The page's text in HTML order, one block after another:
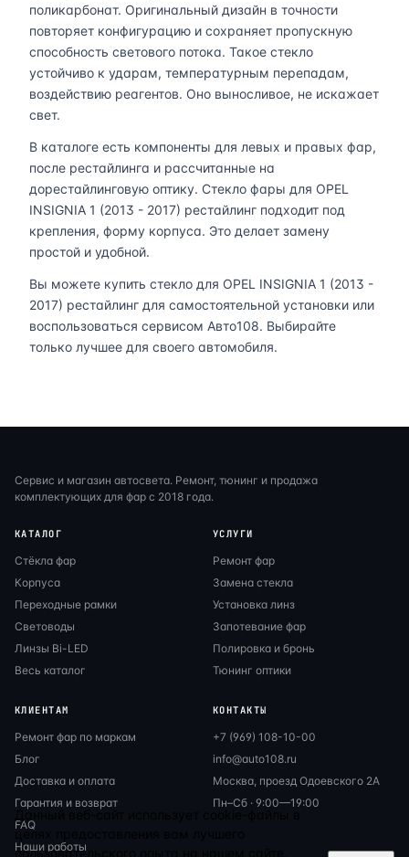
поликарбонат. Оригинальный дизайн в точности
повторяет конфигурацию и сохраняет пропускную
способность светового потока. Такое стекло
устойчиво к ударам, температурным перепадам,
воздействию реагентов. Оно выносливое, не искажает
свет.
В каталоге есть компоненты для левых и правых фар,
после рестайлинга и рассчитанные на
дорестайлинговую оптику. Стекло фары для OPEL
INSIGNIA 1 (2013 - 2017) рестайлинг подходит под
крепления, форму корпуса. Это делает замену
простой и удобной.
Вы можете купить стекло для OPEL INSIGNIA 1 (2013 -
2017) рестайлинг для самостоятельной установки или
воспользоваться сервисом Авто108. Выбирайте
только лучшее для своего автомобиля.
Сервис и магазин автосвета. Ремонт, тюнинг и продажа
комплектующих для фар с 2018 года.
КАТАЛОГ
Стёкла фар
Корпуса
Переходные рамки
Световоды
Линзы Bi-LED
Весь каталог
УСЛУГИ
Ремонт фар
Замена стекла
Установка линз
Запотевание фар
Полировка и бронь
Тюнинг оптики
КЛИЕНТАМ
Ремонт фар по маркам
Блог
Доставка и оплата
Гарантия и возврат
FAQ
Наши работы
КОНТАКТЫ
+7 (969) 108-10-00
info@auto108.ru
Москва, проезд Одоевского 2А
Пн–Сб · 9:00—19:00
Данный веб-сайт использует cookie-файлы в
целях предоставления вам лучшего
пользовательского опыта на нашем сайте.